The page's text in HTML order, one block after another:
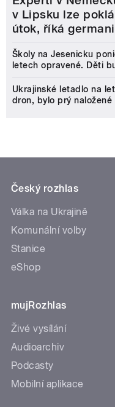
v Lipsku lze
útok, říká
Školy na Jesenicku
letech opravené. Děti
Ukrajinské letadlo na
dron, bylo prý naložené
Český rozhlas
Válka na Ukrajině
Komunální volby
Stanice
eShop
mujRozhlas
Živé vysílání
Audioarchiv
Podcasty
Mobilní aplikace